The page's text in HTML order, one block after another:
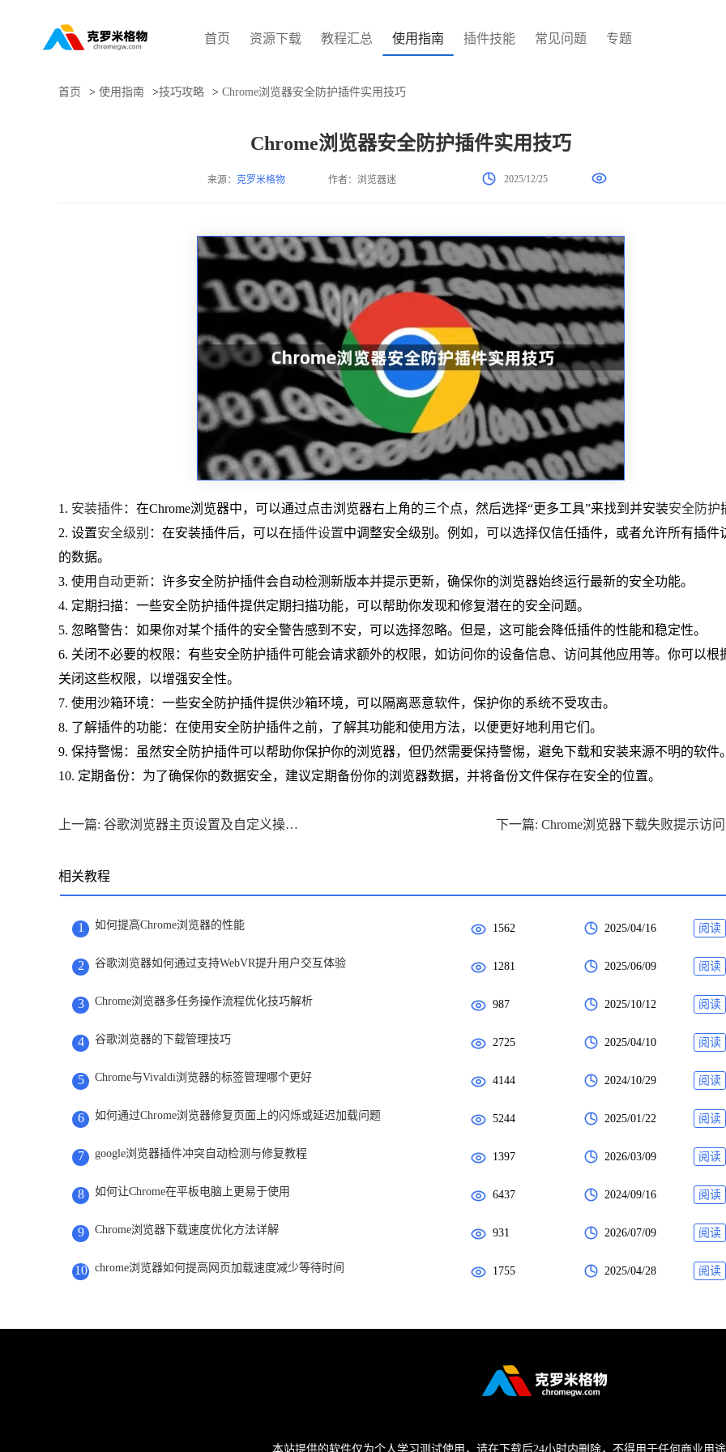
首页 资源下载 教程汇总 使用指南 插件技能 常见问题 专题
首页 > 使用指南 >技巧攻略 > Chrome浏览器安全防护插件实用技巧
Chrome浏览器安全防护插件实用技巧
来源： 克罗米格物 作者：浏览器迷 2025/12/25
1. 安装插件：在Chrome浏览器中，可以通过点击浏览器右上角的三个点，然后选择“更多工具”来找到并安装安全防护
2. 设置安全级别 ：在安装插件后，可以在插件设置中调整安全级别。例如，可以选择仅信任插件，或者允许所有插件
的数据。
3. 使用 自动更新：许多安全防护插件会自动检测新版本并提示更新，确保你的浏览器始终运行最新的安全功能。
4. 定期扫描：一些安全防护插件提供定期扫描功能，可以帮助你发现和修复潜在的安全问题。
5. 忽略警告：如果你对某个插件的安全警告感到不安，可以选择忽略。但是，这可能会降低插件的性能和稳定性。
6. 关闭不必要的权限：有些安全防护插件可能会请求额外的权限，如访问你的设备信息、访问其他应用等。你可以根
关闭这些权限，以增强安全性。
7. 使用沙箱环境：一些安全防护插件提供沙箱环境，可以隔离恶意软件，保护你的系统不受攻击。
8. 了解插件的功能：在使用安全防护插件之前，了解其功能和使用方法，以便更好地利用它们。
9. 保持警惕：虽然安全防护插件可以帮助你保护你的浏览器，但仍然需要保持警惕，避免下载和安装来源不明的软件。
10. 定期备份：为了确保你的数据安全，建议定期备份你的浏览器数据，并将备份文件保存在安全的位置。
上一篇: 谷歌浏览器主页设置及自定义操作方法分享
相关教程
1 如何提高Chrome浏览器的性能 1562 2025/04/16 阅读
2 谷歌浏览器如何通过支持WebVR提升用户交互体验 1281 2025/06/09 阅读
3 Chrome浏览器多任务操作流程优化技巧解析 987 2025/10/12 阅读
4 谷歌浏览器的下载管理技巧 2725 2025/04/10 阅读
5 Chrome与Vivaldi浏览器的标签管理哪个更好 4144 2024/10/29 阅读
6 如何通过Chrome浏览器修复页面上的闪烁或延迟加载问题 5244 2025/01/22 阅读
7 google浏览器插件冲突自动检测与修复教程 1397 2026/03/09 阅读
8 如何让Chrome在平板电脑上更易于使用 6437 2024/09/16 阅读
9 Chrome浏览器下载速度优化方法详解 931 2026/07/09 阅读
10 chrome浏览器如何提高网页加载速度减少等待时间 1755 2025/04/28 阅读
本站提供的软件仅为个人学习测试使用，请在下载后24小时内删除，不得用于任何商业用途